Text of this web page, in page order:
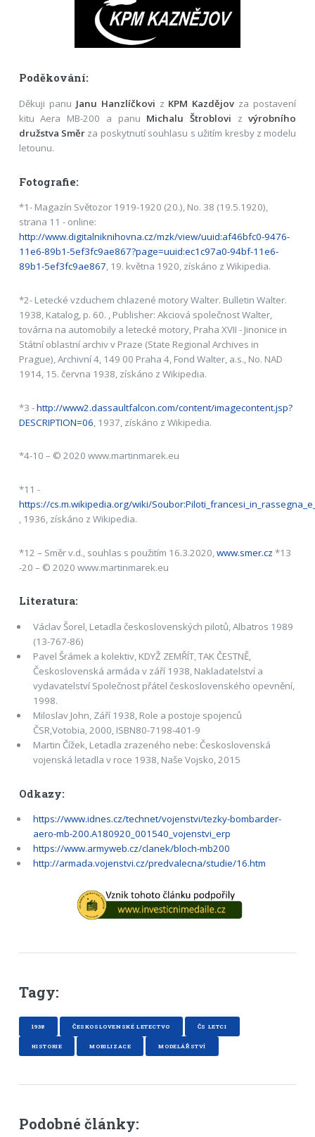
Poděkování:
Děkuji panu Janu Hanzlíčkovi z KPM Kazdějov za postavení
kitu Aera MB-200 a panu Michalu Štroblovi zvýrobního
družstva Směr za poskytnutí souhlasu s užitím kresby z modelu
letounu.
Fotografie:
*1- Magazín Světozor 1919-1920 (20.), No. 38 (19.5.1920),
strana 11 - online:
http://www.digitalniknihovna.cz/mzk/view/uuid:af46bfc0-9476-
11e6-89b1-5ef3fc9ae867?page=uuid:ec1c97a0-94bf-11e6-
89b1-5ef3fc9ae867, 19. května 1920, získáno z Wikipedia.
*2- Letecké vzduchem chlazené motory Walter. Bulletin Walter.
1938, Katalog, p. 60. , Publisher: Akciová společnost Walter,
továrna na automobily a letecké motory, Praha XVII - Jinonice in
Státní oblastní archiv v Praze (State Regional Archives in
Prague), Archivní 4, 149 00 Praha 4, Fond Walter, a.s., No. NAD
1914, 15. června 1938, získáno z Wikipedia.
*3 -http://www2.dassaultfalcon.com/content/imagecontent.jsp?
DESCRIPTION=06 , 1937, získáno z Wikipedia.
*4-10 – © 2020 www.martinmarek.eu
*11 -
https://cs.m.wikipedia.org/wiki/
, 1936, získáno z Wikipedia.
*12 – Směr v.d., souhlas s použitím 16.3.2020, www.smer.cz *13
-20 – © 2020 www.martinmarek.eu
Literatura:
Václav Šorel, Letadla československých pilotů, Albatros 1989
(13-767-86)
Pavel Šrámek a kolektiv, KDYŽ ZEMŘÍT, TAK ČESTNĚ,
Československá armáda v září 1938, Nakladatelství a
vydavatelství Společnost přátel československého opevnění,
1998.
Miloslav John, Září 1938, Role a postoje spojenců
ČSR,Votobia, 2000, ISBN80-7198-401-9
Martin Čížek, Letadla zrazeného nebe: Československá
vojenská letadla v roce 1938, Naše Vojsko, 2015
Odkazy:
https://www.idnes.cz/technet/vojenstvi/tezky-bombarder-
aero-mb-200.A180920_001540_vojenstvi_erp
https://www.armyweb.cz/clanek/bloch-mb200
http://armada.vojenstvi.cz/predvalecna/studie/16.htm
Tagy:
1938 ČESKOSLOVENSKÉ LETECTVO ČS LETCI
HISTORIE MOBILIZACE MODELÁŘSTVÍ
Podobné články: